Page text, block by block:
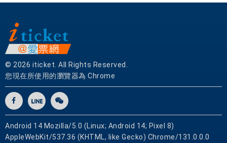
© 2026 iticket. All Rights Reserved.
您現在所使用的瀏覽器為 Chrome
Android 14 Mozilla/5.0 (Linux; Android 14; Pixel 8)
AppleWebKit/537.36 (KHTML, like Gecko) Chrome/131.0.0.0